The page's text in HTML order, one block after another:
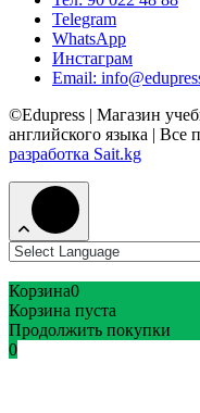
Telegram
WhatsApp
Инстаграм
Email:
©Edupress | Магазин
английского языка | Все
разработка Sait.kg
Корзина0
Корзина пуста
Продолжить покупки
0